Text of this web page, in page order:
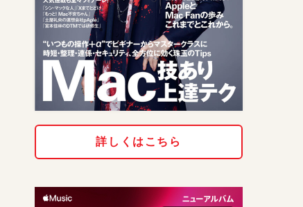
詳しくはこちら